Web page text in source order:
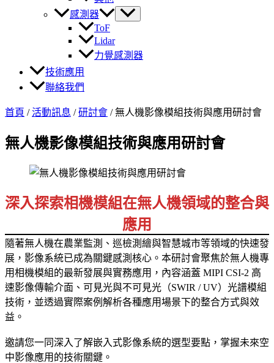
感測器
ToF
Lidar
力覺感測器
技術應用
聯絡我們
首頁 /活動訊息 /研討會 /無人機影像模組技術與應用研討會
無人機影像模組技術與應用研討會
深入探索相機模組在無人機領域的整合與
應用
隨著無人機在農業監測、巡檢測繪與智慧城市等領域的快速發
展，影像系統已成為關鍵感測核心。本研討會聚焦於無人機專
用相機模組的最新發展與實務應用，內容涵蓋 MIPI CSI-2 高
速影像傳輸介面、可見光與不可見光（SWIR / UV）光譜模組
技術，並透過實際案例解析各種應用場景下的整合方式與效
益。
邀請您一同深入了解嵌入式影像系統的選型要點，掌握未來空
中影像應用的技術關鍵。